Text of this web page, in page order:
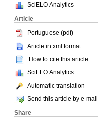
SciELO Analytics
Article
Portuguese (pdf)
Article in xml format
How to cite this article
SciELO Analytics
Automatic translation
Send this article by e-mail
Share